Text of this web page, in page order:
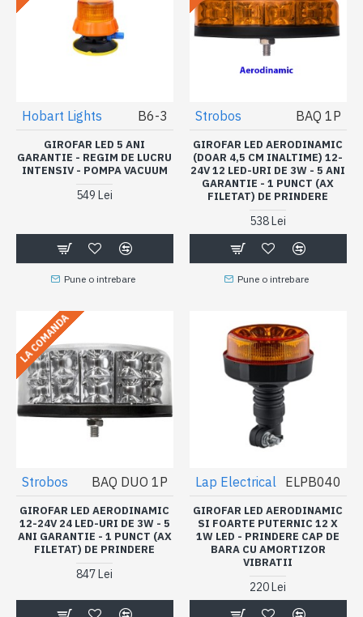
Hobart Lights B6-3
GIROFAR LED 5 ANI
GARANTIE - REGIM DE LUCRU
INTENSIV - POMPA VACUUM
549 Lei
Pune o intrebare
Strobos BAQ 1P
GIROFAR LED AERODINAMIC
(DOAR 4,5 CM INALTIME) 12-
24V 12 LED-URI DE 3W - 5 ANI
GARANTIE - 1 PUNCT (AX
FILETAT) DE PRINDERE
538 Lei
Pune o intrebare
LA COMANDA
Strobos BAQ DUO 1P
GIROFAR LED AERODINAMIC
12-24V 24 LED-URI DE 3W - 5
ANI GARANTIE - 1 PUNCT (AX
FILETAT) DE PRINDERE
847 Lei
Lap Electrical ELPB040
GIROFAR LED AERODINAMIC
SI FOARTE PUTERNIC 12 X
1W LED - PRINDERE CAP DE
BARA CU AMORTIZOR
VIBRATII
220 Lei